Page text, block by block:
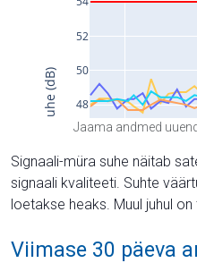
Jaama andmed
Signaali-müra suhe näitab
signaali kvaliteeti. Suhte
loetakse heaks. Muul juhul
Viimase 30 päeva